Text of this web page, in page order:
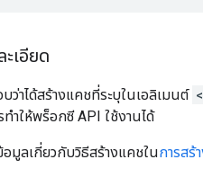
เอียด
ว่าได้สร้างแคชที่ระบุในเอลิเมนต์
ทำให้พร็อกซี API ใช้งานได้
อมูลเกี่ยวกับวิธีสร้างแคชในการสร้